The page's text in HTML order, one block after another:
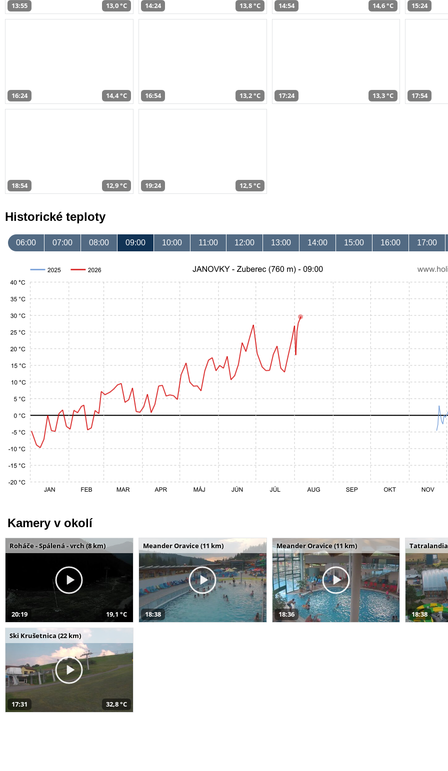
13:55 13,0 °C 14:24 13,8 °C 14:54 14,6 °C 15:24
16:24 14,4 °C 16:54 13,2 °C 17:24 13,3 °C 17:54
18:54 12,9 °C 19:24 12,5 °C
Historické teploty
06:00 07:00 08:00 09:00 10:00 11:00 12:00 13:00 14:00 15:00 16:00 17:00
Kamery v okolí
Roháče - Spálená - vrch (8 km)
20:19 19,1 °C
Meander Oravice (11 km)
18:38
Meander Oravice (11 km)
18:36
Tatralandia
18:38
Ski Krušetnica (22 km)
17:31 32,8 °C